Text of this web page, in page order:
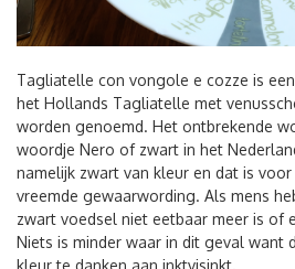
Tagliatelle con vongole e cozze is
het Hollands Tagliatelle met
worden genoemd. Het ontbrekende
woordje Nero of zwart in het
namelijk zwart van kleur en dat is
vreemde gewaarwording. Als mens
zwart voedsel niet eetbaar meer is of
Niets is minder waar in dit geval want